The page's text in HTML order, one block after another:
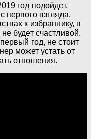
год подойдет.
взгляда.
к избраннику, в
будет счастливой.
год, не стоит
может устать от
отношения.